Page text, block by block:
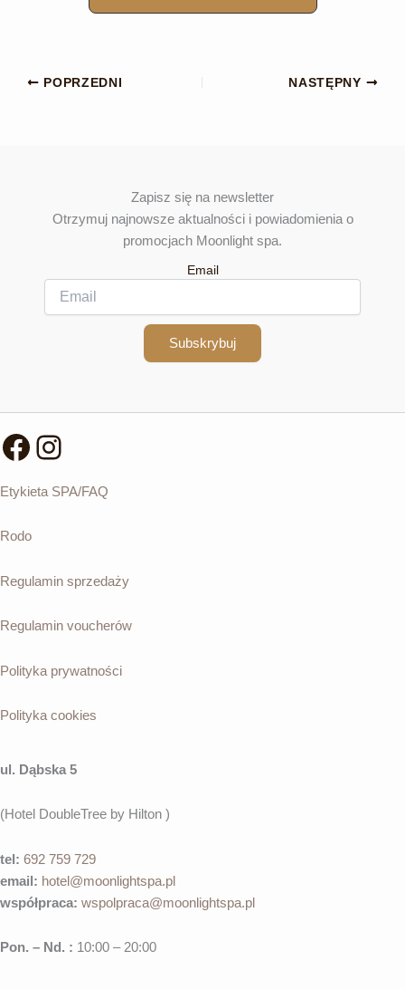
POPRZEDNI NASTĘPNY
Zapisz się na newsletter
Otrzymuj najnowsze aktualności i powiadomienia o
promocjach Moonlight spa.
Email
Subskrybuj
Facebook
Instagram
Etykieta SPA/FAQ
Rodo
Regulamin sprzedaży
Regulamin voucherów
Polityka prywatności
Polityka cookies
ul. Dąbska 5
(Hotel DoubleTree by Hilton )
tel: 692 759 729
email: hotel@moonlightspa.pl
współpraca: wspolpraca@moonlightspa.pl
Pon. – Nd. : 10:00 – 20:00